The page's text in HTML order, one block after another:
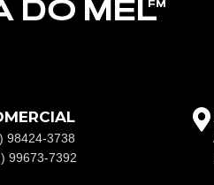
98424-3738
99673-7392